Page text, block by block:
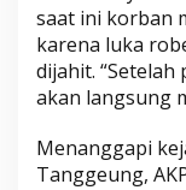
saat ini korban
karena luka
dijahit.
akan langsung
Menanggapi
Tanggeung,